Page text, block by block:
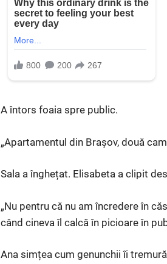
A întors foaia spre public.
„Apartamentul din Brașov, două
Sala a înghețat. Elisabeta a clipit
„Nu pentru că nu am încredere în
când cineva îl calcă în picioare în
Ana simțea cum genunchii îi